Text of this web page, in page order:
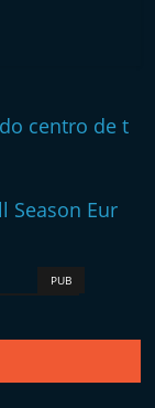
centro de t
Season Eur
PUB